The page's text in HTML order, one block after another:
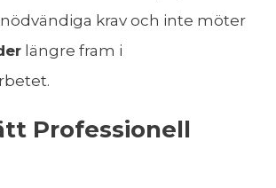
krav och inte möter
längre fram i
Professionell